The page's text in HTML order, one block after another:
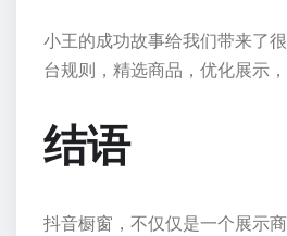
小王的成功故事给我们带来了
台规则，精选商品，优化展示
结语
抖音橱窗，不仅仅是一个展示